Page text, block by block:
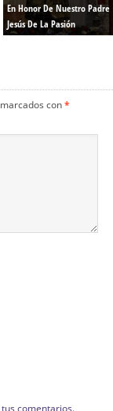
En Honor De Nuestro Padre
Jesús De La Pasión
con*
comentarios.